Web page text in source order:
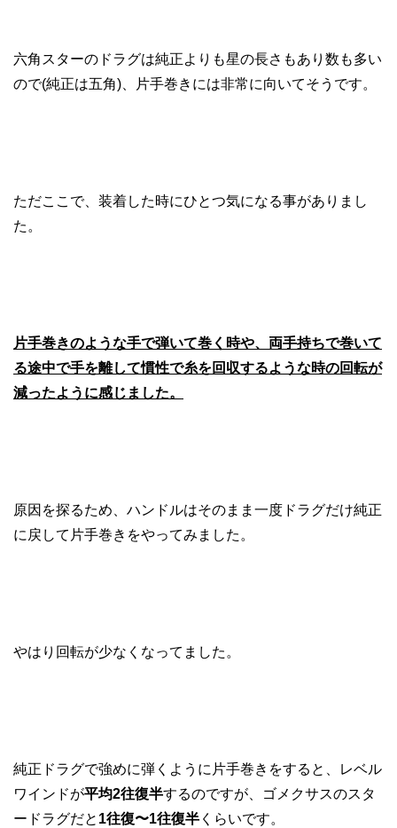
六角スターのドラグは純正よりも星の長さもあり数も多い
ので(純正は五角)、片手巻きには非常に向いてそうです。
ただここで、装着した時にひとつ気になる事がありまし
た。
片手巻きのような手で弾いて巻く時や、両手持ちで巻いて
る途中で手を離して慣性で糸を回収するような時の回転が
減ったように感じました。
原因を探るため、ハンドルはそのまま一度ドラグだけ純正
に戻して片手巻きをやってみました。
やはり回転が少なくなってました。
純正ドラグで強めに弾くように片手巻きをすると、レベル
ワインドが平均2往復半するのですが、ゴメクサスのスタ
ードラグだと 1往復〜1往復半 くらいです。